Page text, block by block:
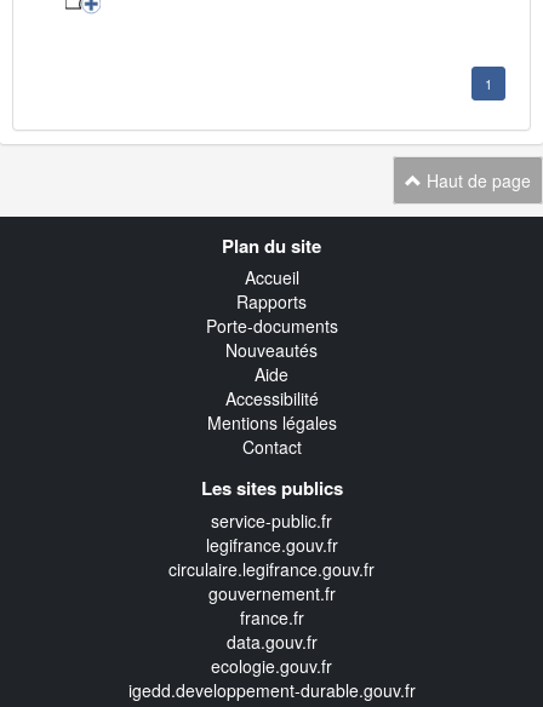
1
Haut de page
Plan du site
Accueil
Rapports
Porte-documents
Nouveautés
Aide
Accessibilité
Mentions légales
Contact
Les sites publics
service-public.fr
legifrance.gouv.fr
circulaire.legifrance.gouv.fr
gouvernement.fr
france.fr
data.gouv.fr
ecologie.gouv.fr
igedd.developpement-durable.gouv.fr